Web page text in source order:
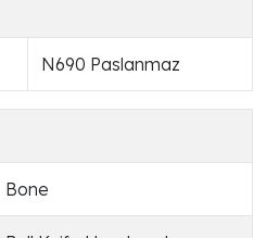
N690 Paslanmaz
Bone